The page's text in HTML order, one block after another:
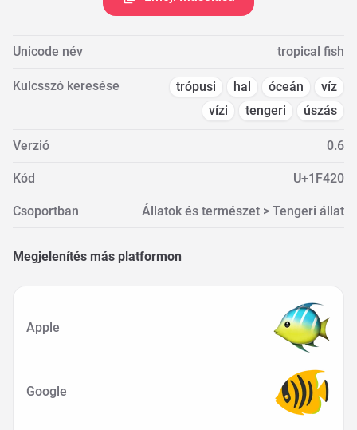
Unicode név tropical fish
Kulcsszó keresése trópusi hal óceán
víz
vízi
tengeri úszás
Verzió 0.6
Kód U+1F420
Csoportban Állatok és természet > Tengeri állat
Megjelenítés más platformon
Apple
Google